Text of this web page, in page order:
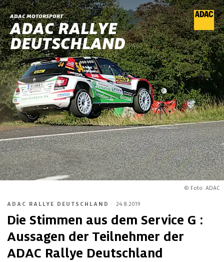
ADAC MOTORSPORT
ADAC RALLYE
DEUTSCHLAND
© Foto: ADAC
ADAC RALLYE DEUTSCHLAND · 24.8.2019
Die Stimmen aus dem Service G :
Aussagen der Teilnehmer der
ADAC Rallye Deutschland